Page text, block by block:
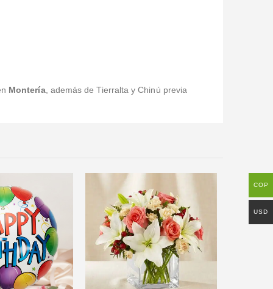
Montería, además de Tierralta y Chinú previa
COP
USD